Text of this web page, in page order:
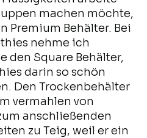
machen möchte,
Premium Behälter. Bei
nehme ich
den Square Behälter,
darin so schön
Den Trockenbehälter
vermahlen von
anschließenden
zu Teig, weil er ein